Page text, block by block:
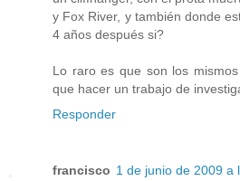
y Fox River, y también donde
4 años después si?
Lo raro es que son los
que hacer un trabajo de
Responder
francisco 1 de junio de 2009 a